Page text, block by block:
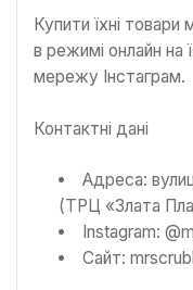
Купити їхні товари
в режимі онлайн на
мережу Інстаграм.
Контактні дані
Адреса:
(ТРЦ «Злата
Instagram:
Сайт: